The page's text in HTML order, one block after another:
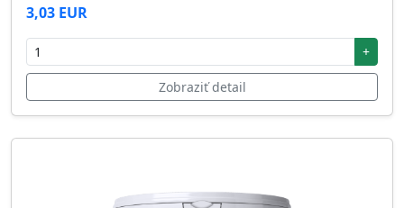
3,03 EUR
+
Zobraziť detail